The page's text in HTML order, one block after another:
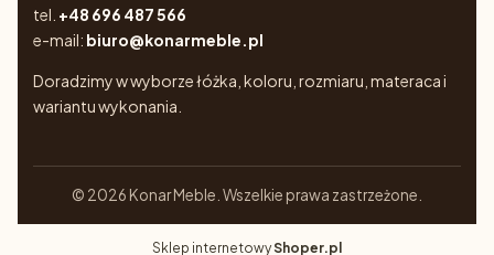
tel. +48 696 487 566
e-mail: biuro@konarmeble.pl
Doradzimy w wyborze łóżka, koloru, rozmiaru, materaca i
wariantu wykonania.
© 2026 Konar Meble. Wszelkie prawa zastrzeżone.
Sklep internetowyShoper.pl